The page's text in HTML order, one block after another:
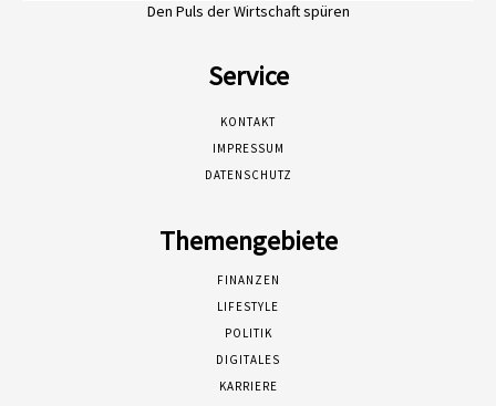
Den Puls der Wirtschaft spüren
Service
KONTAKT
IMPRESSUM
DATENSCHUTZ
Themengebiete
FINANZEN
LIFESTYLE
POLITIK
DIGITALES
KARRIERE